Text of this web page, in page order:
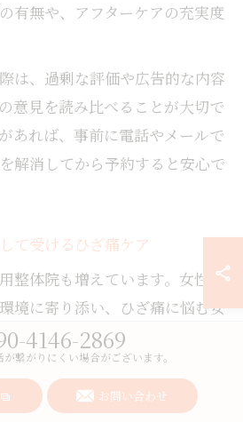
有無や、アフターケアの充実度
は、過剰な評価や広告的な内容
意見を読み比べることが大切で
あれば、事前に電話やメールで
解消してから予約すると安心で
て受けるひざ痛ケア
整体院も増えています。女性特
境に寄り添い、ひざ痛に悩む女
けられるよう配慮されていま
での施術や、女性スタッフによ
徴です。
4146-2869
繋がりにくい場合がございます。
お問い合わせ